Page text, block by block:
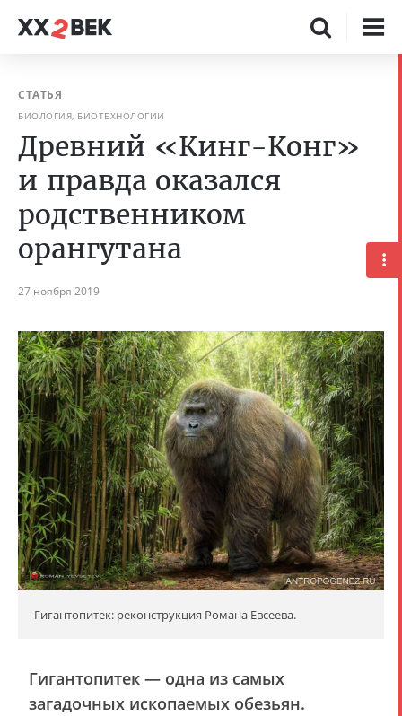
СТАТЬЯ
БИОЛОГИЯ, БИОТЕХНОЛОГИИ
Древний «Кинг-Конг»
и правда оказался
родственником
орангутана
27 ноября 2019
Гигантопитек: реконструкция Романа Евсеева.
Гигантопитек — одна из самых
загадочных ископаемых обезьян.